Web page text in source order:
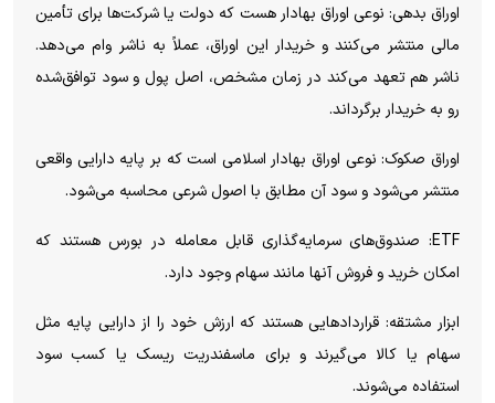
اوراق بدهی: نوعی اوراق بهادار هست که دولت یا شرکت‌ها برای تأمین
مالی منتشر می‌کنند و خریدار این اوراق، عملاً به ناشر وام می‌دهد.
ناشر هم تعهد می‌کند در زمان مشخص، اصل پول و سود توافق‌شده
رو به خریدار برگرداند.
اوراق صکوک: نوعی اوراق بهادار اسلامی است که بر پایه دارایی واقعی
منتشر می‌شود و سود آن مطابق با اصول شرعی محاسبه می‌شود.
ETF: صندوق‌های سرمایه‌گذاری قابل معامله در بورس هستند که
امکان خرید و فروش آنها مانند سهام وجود دارد.
ابزار مشتقه: قرارداد‌هایی هستند که ارزش خود را از دارایی پایه مثل
سهام یا کالا می‌گیرند و برای ماسفندریت ریسک یا کسب سود
استفاده می‌شوند.